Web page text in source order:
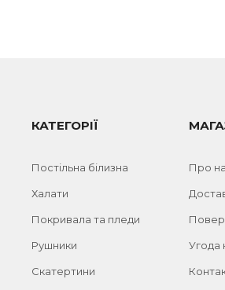
КАТЕГОРІЇ
Постільна білизна
Халати
Покривала та пледи
Рушники
Скатертини
Про
Угода